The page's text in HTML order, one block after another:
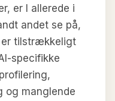
er I allerede i
andet se på,
er tilstrækkeligt
specifikke
og manglende